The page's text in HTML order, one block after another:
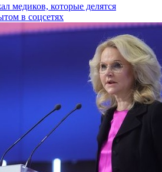
медиков, которые делятся
в соцсетях